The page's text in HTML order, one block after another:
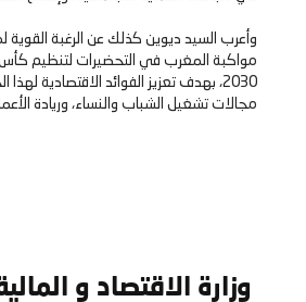
وأعرب السيد ديوين كذلك عن الرغبة
مواكبة المغرب في التحضيرات لتنظيم كأس
2030، بهدف تعزيز الفوائد الاقتصادية
مجالات تشغيل الشباب والنساء، وريادة
وزارة الاقتصاد و